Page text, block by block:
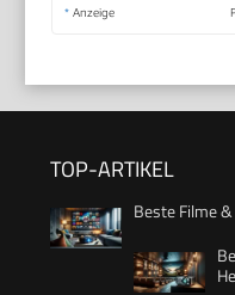
* Anzeige
TOP-ARTIKEL
Beste Filme